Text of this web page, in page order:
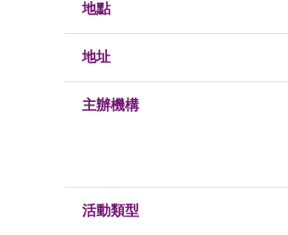
地點
地址
主辦機構
活動類型